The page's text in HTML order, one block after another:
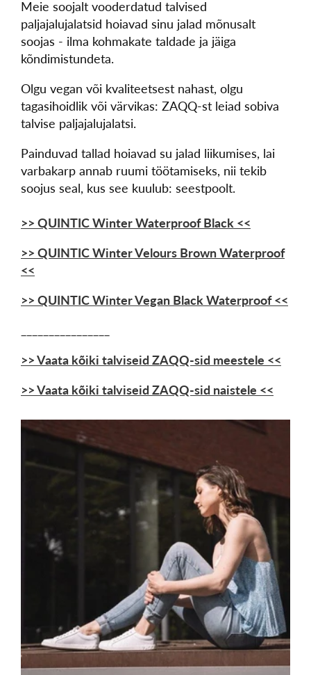
Meie soojalt vooderdatud talvised
paljajalujalatsid hoiavad sinu jalad mõnusalt
soojas - ilma kohmakate taldade ja jäiga
kõndimistundeta.
Olgu vegan või kvaliteetsest nahast, olgu
tagasihoidlik või värvikas: ZAQQ-st leiad sobiva
talvise paljajalujalatsi.
Painduvad tallad hoiavad su jalad liikumises, lai
varbakarp annab ruumi töötamiseks, nii tekib
soojus seal, kus see kuulub: seestpoolt.
>> QUINTIC Winter Waterproof Black <<
>> QUINTIC Winter Velours Brown Waterproof
<<
>> QUINTIC Winter Vegan Black Waterproof <<
>> Vaata kõiki talviseid ZAQQ-sid meestele <<
>> Vaata kõiki talviseid ZAQQ-sid naistele <<